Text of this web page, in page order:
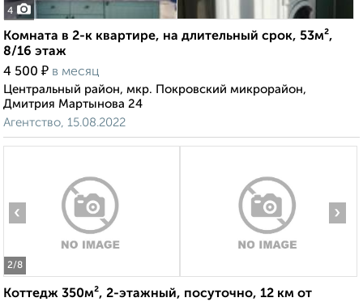
4
Комната в 2-к квартире, на длительный срок, 53м²,
8/16 этаж
4 500 ₽ в месяц
Центральный район, мкр. Покровский микрорайон,
Дмитрия Мартынова 24
Агентство, 15.08.2022
2/8
‹ ›
Коттедж 350м², 2-этажный, посуточно, 12 км от